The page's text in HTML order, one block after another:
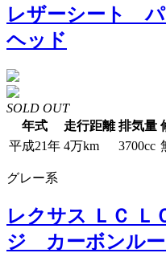
レザーシート
ヘッド
SOLD OUT
年式
走行距離 排気量
平成21年 4万km 3700cc
グレー系
レクサス ＬＣ
ジ カーボンル